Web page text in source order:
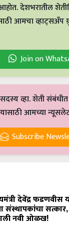
देशभरातील
आमचा व्हाट्सअँप
Join on
व्हा. शेती
आमच्या
Subscribe
देवेंद्र फडणवीस
संस्थापकांचा
नवी ओळख!